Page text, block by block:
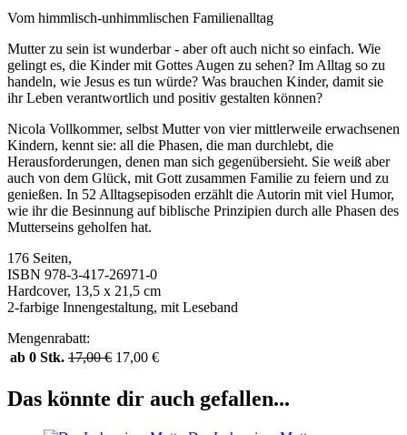
Vom himmlisch-unhimmlischen Familienalltag
Mutter zu sein ist wunderbar - aber oft auch nicht so einfach. Wie
gelingt es, die Kinder mit Gottes Augen zu sehen? Im Alltag so zu
handeln, wie Jesus es tun würde? Was brauchen Kinder, damit sie
ihr Leben verantwortlich und positiv gestalten können?
Nicola Vollkommer, selbst Mutter von vier mittlerweile erwachsenen
Kindern, kennt sie: all die Phasen, die man durchlebt, die
Herausforderungen, denen man sich gegenübersieht. Sie weiß aber
auch von dem Glück, mit Gott zusammen Familie zu feiern und zu
genießen. In 52 Alltagsepisoden erzählt die Autorin mit viel Humor,
wie ihr die Besinnung auf biblische Prinzipien durch alle Phasen des
Mutterseins geholfen hat.
176 Seiten,
ISBN 978-3-417-26971-0
Hardcover, 13,5 x 21,5 cm
2-farbige Innengestaltung, mit Leseband
Mengenrabatt:
ab 0 Stk. 17,00€ 17,00 €
Das könnte dir auch gefallen...